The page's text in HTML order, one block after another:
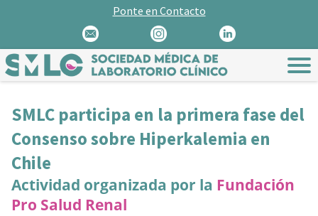
Ponte en Contacto
SMLC participa en la primera fase del
Consenso sobre Hiperkalemia en
Chile
Actividad organizada por la Fundación
Pro Salud Renal